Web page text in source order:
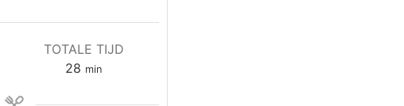
TOTALE TIJD
28 minuten
min